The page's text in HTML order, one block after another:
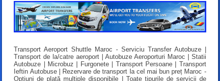
Transport Aeroport Shuttle Maroc - Serviciu Transfer Autobuze |
Transport de la/catre aeroport | Autobuze Aeroporturi Maroc | Statii
Autobuze | Microbuz | Furgonete | Transport Persoane | Transport
Ieftin Autobuse | Rezervare de transport la cel mai bun preț Maroc -
Opțiuni de plată multiple disponibile | Toate tipurile de servicii de